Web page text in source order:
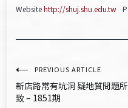
Websitehttp://shuj.shu.edu.tw
文
章
PREVIOUS ARTICLE
新店路常有坑洞 疑地質問題所
致 – 1851期